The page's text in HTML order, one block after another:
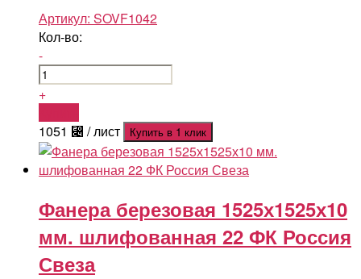
Артикул: SOVF1042
Кол-во:
-
+
1051 ⃄ / лист Купить в 1 клик
Фанера березовая 1525х1525х10
мм. шлифованная 22 ФК Россия
Свеза